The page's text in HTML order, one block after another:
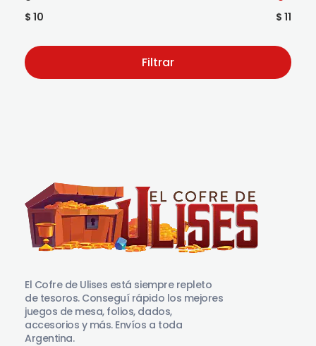
$ 10 $ 11
Filtrar
El Cofre de Ulises está siempre repleto
de tesoros. Conseguí rápido los mejores
juegos de mesa, folios, dados,
accesorios y más. Envíos a toda
Argentina.